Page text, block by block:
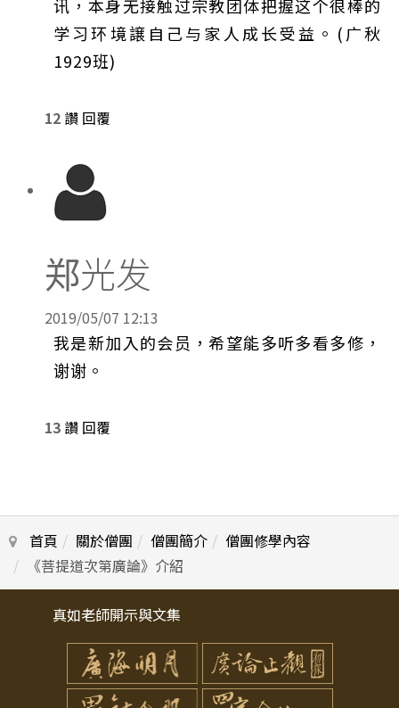
讯，本身无接触过宗教团体把握这个很棒的
学习环境譲自己与家人成长受益。(广秋
1929班)
12 讚 回覆
郑光发
2019/05/07 12:13
我是新加入的会员，希望能多听多看多修，
谢谢。
13 讚 回覆
首頁 關於僧團 僧團簡介
僧團修學內容
《菩提道次第廣論》介紹
真如老師開示與文集